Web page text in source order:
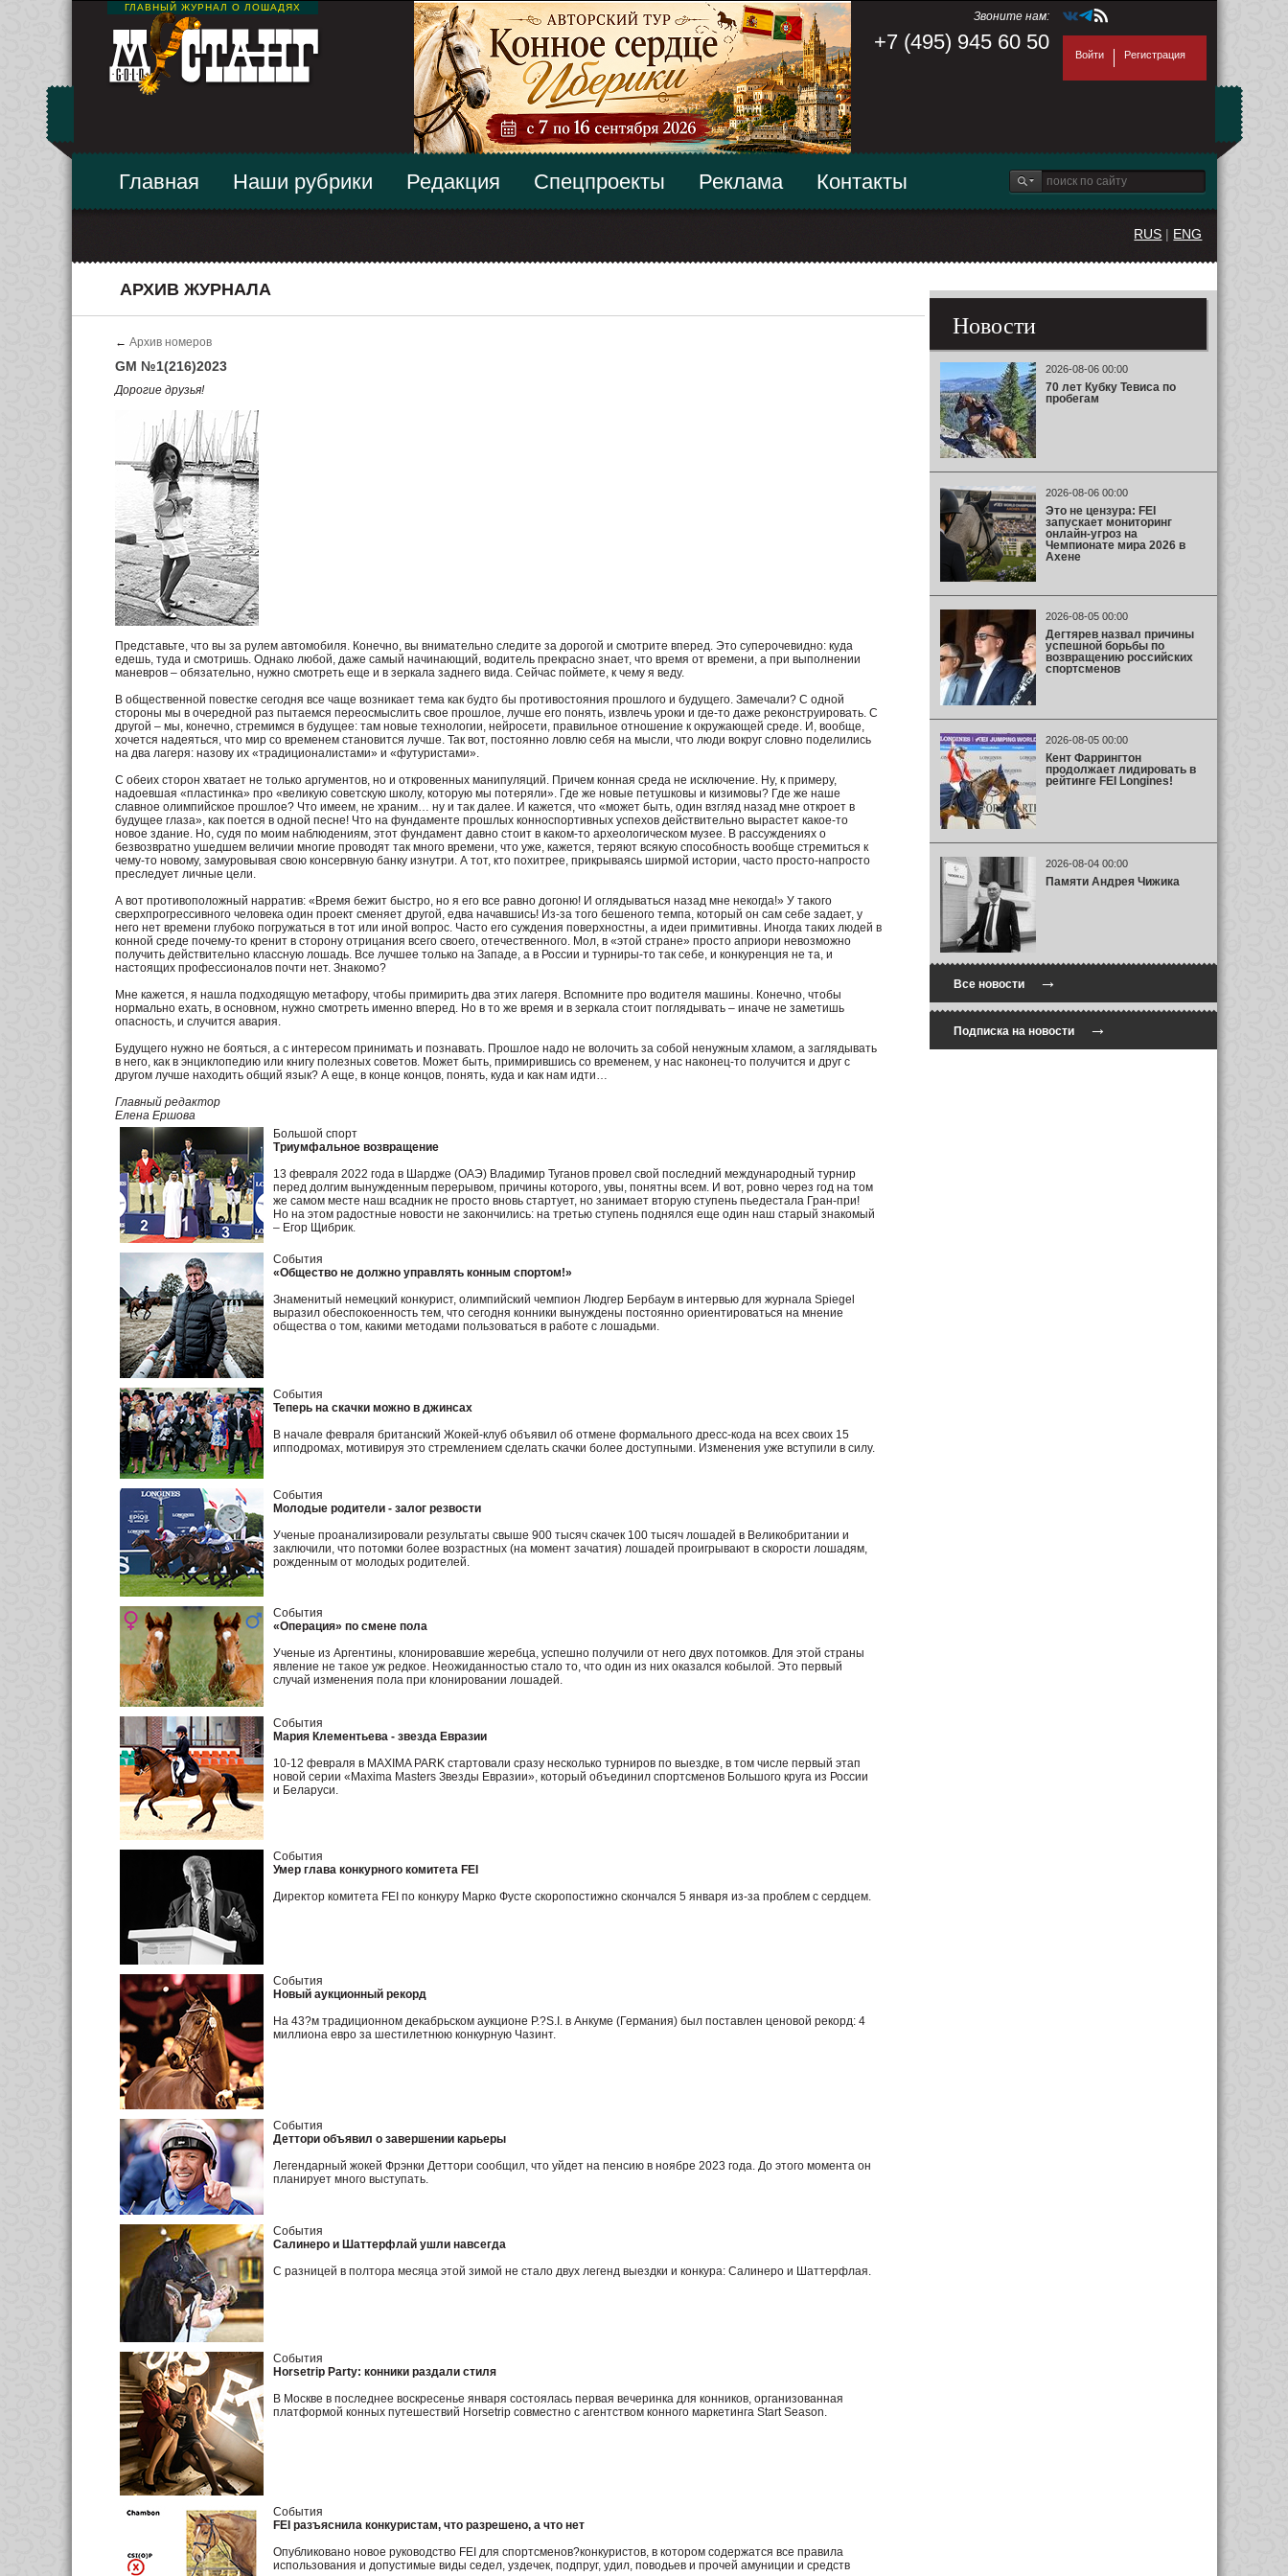
ГЛАВНЫЙ ЖУРНАЛ О ЛОШАДЯХ
Звоните нам:
+7 (495) 945 60 50
Войти Регистрация
Главная Наши рубрики Редакция Спецпроекты Реклама Контакты
RUS | ENG
АРХИВ ЖУРНАЛА
← Архив номеров
GM №1(216)2023
Дорогие друзья!
Представьте, что вы за рулем автомобиля. Конечно, вы внимательно следите за дорогой и смотрите вперед. Это суперочевидно: куда
едешь, туда и смотришь. Однако любой, даже самый начинающий, водитель прекрасно знает, что время от времени, а при выполнении
маневров – обязательно, нужно смотреть еще и в зеркала заднего вида. Сейчас поймете, к чему я веду.
В общественной повестке сегодня все чаще возникает тема как будто бы противостояния прошлого и будущего. Замечали? С одной
стороны мы в очередной раз пытаемся переосмыслить свое прошлое, лучше его понять, извлечь уроки и где-то даже реконструировать. С
другой – мы, конечно, стремимся в будущее: там новые технологии, нейросети, правильное отношение к окружающей среде. И, вообще,
хочется надеяться, что мир со временем становится лучше. Так вот, постоянно ловлю себя на мысли, что люди вокруг словно поделились
на два лагеря: назову их «традиционалистами» и «футуристами».
С обеих сторон хватает не только аргументов, но и откровенных манипуляций. Причем конная среда не исключение. Ну, к примеру,
надоевшая «пластинка» про «великую советскую школу, которую мы потеряли». Где же новые петушковы и кизимовы? Где же наше
славное олимпийское прошлое? Что имеем, не храним… ну и так далее. И кажется, что «может быть, один взгляд назад мне откроет в
будущее глаза», как поется в одной песне! Что на фундаменте прошлых конноспортивных успехов действительно вырастет какое-то
новое здание. Но, судя по моим наблюдениям, этот фундамент давно стоит в каком-то археологическом музее. В рассуждениях о
безвозвратно ушедшем величии многие проводят так много времени, что уже, кажется, теряют всякую способность вообще стремиться к
чему-то новому, замуровывая свою консервную банку изнутри. А тот, кто похитрее, прикрываясь ширмой истории, часто просто-напросто
преследует личные цели.
А вот противоположный нар­ратив: «Время бежит быстро, но я его все равно догоню! И оглядываться назад мне некогда!» У такого
сверхпрогрессивного человека один проект сменяет другой, едва начавшись! Из-за того бешеного темпа, который он сам себе задает, у
него нет времени глубоко погружаться в тот или иной вопрос. Часто его суждения поверхностны, а идеи примитивны. Иногда таких людей в
конной среде почему-то кренит в сторону отрицания всего своего, отечественного. Мол, в «этой стране» просто априори невозможно
получить действительно классную лошадь. Все лучшее только на Западе, а в России и турниры-то так себе, и конкуренция не та, и
настоящих профессионалов почти нет. Знакомо?
Мне кажется, я нашла подходящую метафору, чтобы примирить два этих лагеря. Вспомните про водителя машины. Конечно, чтобы
нормально ехать, в основном, нужно смотреть именно вперед. Но в то же время и в зеркала стоит поглядывать – иначе не заметишь
опасность, и случится авария.
Будущего нужно не бояться, а с интересом принимать и познавать. Прошлое надо не волочить за собой ненужным хламом, а заглядывать
в него, как в энциклопедию или книгу полезных советов. Может быть, примирившись со временем, у нас наконец-то получится и друг с
другом лучше находить общий язык? А еще, в конце концов, понять, куда и как нам идти…
Главный редактор
Елена Ершова
Большой спорт
Триумфальное возвращение
13 февраля 2022 года в Шардже (ОАЭ) Владимир Туганов провел свой последний международный турнир
перед долгим вынужденным перерывом, причины которого, увы, понятны всем. И вот, ровно через год на том
же самом месте наш всадник не просто вновь стартует, но занимает вторую ступень пьедестала Гран-при!
Но на этом радостные новости не закончились: на третью ступень поднялся еще один наш старый знакомый
– Егор Щибрик.
События
«Общество не должно управлять конным спортом!»
Знаменитый немецкий конкурист, олимпийский чемпион Людгер Бербаум в интервью для журнала Spiegel
выразил обеспокоенность тем, что сегодня конники вынуждены постоянно ориентироваться на мнение
общества о том, какими методами пользоваться в работе с лошадьми.
События
Теперь на скачки можно в джинсах
В начале февраля британский Жокей-клуб объявил об отмене формального дресс-кода на всех своих 15
ипподромах, мотивируя это стремлением сделать скачки более доступными. Изменения уже вступили в силу.
События
Молодые родители - залог резвости
Ученые проанализировали результаты свыше 900 тысяч скачек 100 тысяч лошадей в Великобритании и
заключили, что потомки более возрастных (на момент зачатия) лошадей проигрывают в скорости лошадям,
рожденным от молодых родителей.
События
«Операция» по смене пола
Ученые из Аргентины, клонировавшие жеребца, успешно получили от него двух потомков. Для этой страны
явление не такое уж редкое. Неожиданностью стало то, что один из них оказался кобылой. Это первый
случай изменения пола при клонировании лошадей.
События
Мария Клементьева - звезда Евразии
10-12 февраля в MAXIMA PARK стартовали сразу несколько турниров по выездке, в том числе первый этап
новой серии «Maxima Masters Звезды Евразии», который объединил спортсменов Большого круга из России
и Беларуси.
События
Умер глава конкурного комитета FEI
Директор комитета FEI по конкуру Марко Фусте скоропостижно скончался 5 января из-за проблем с сердцем.
События
Новый аукционный рекорд
На 43?м традиционном декабрьском аукционе P.?S.I. в Анкуме (Германия) был поставлен ценовой рекорд: 4
миллиона евро за шестилетнюю конкурную Чазинт.
События
Деттори объявил о завершении карьеры
Легендарный жокей Фрэнки Деттори сообщил, что уйдет на пенсию в ноябре 2023 года. До этого момента он
планирует много выступать.
События
Салинеро и Шаттерфлай ушли навсегда
С разницей в полтора месяца этой зимой не стало двух легенд выездки и конкура: Салинеро и Шаттерфлая.
События
Horsetrip Party: конники раздали стиля
В Москве в последнее воскресенье января состоялась первая вечеринка для конников, организованная
платформой конных путешествий Horsetrip совместно с агентством конного маркетинга Start Season.
События
FEI разъяснила конкуристам, что разрешено, а что нет
Опубликовано новое руководство FEI для спортсменов?конкуристов, в котором содержатся все правила
использования и допустимые виды седел, уздечек, подпруг, удил, поводьев и прочей амуниции и средств
Новости
2026-08-06 00:00
70 лет Кубку Тевиса по
пробегам
2026-08-06 00:00
Это не цензура: FEI
запускает мониторинг
онлайн-угроз на
Чемпионате мира 2026 в
Ахене
2026-08-05 00:00
Дегтярев назвал причины
успешной борьбы по
возвращению российских
спортсменов
2026-08-05 00:00
Кент Фаррингтон
продолжает лидировать в
рейтинге FEI Longines!
2026-08-04 00:00
Памяти Андрея Чижика
Все новости→
Подписка на новости→